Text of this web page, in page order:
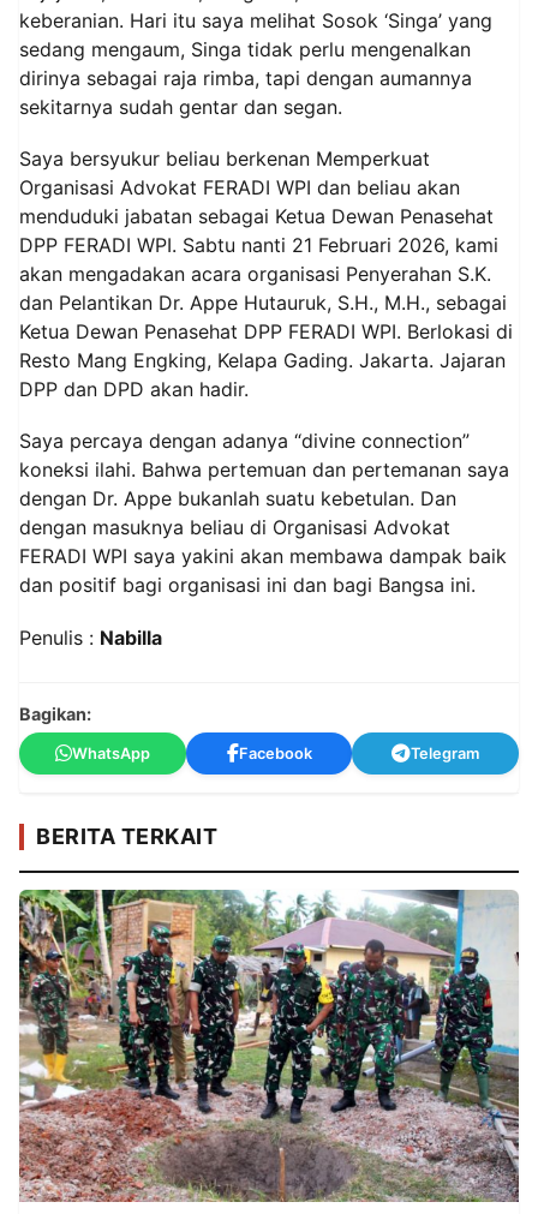
keberanian. Hari itu saya melihat Sosok ‘Singa’ yang
sedang mengaum, Singa tidak perlu mengenalkan
dirinya sebagai raja rimba, tapi dengan aumannya
sekitarnya sudah gentar dan segan.
Saya bersyukur beliau berkenan Memperkuat
Organisasi Advokat FERADI WPI dan beliau akan
menduduki jabatan sebagai Ketua Dewan Penasehat
DPP FERADI WPI. Sabtu nanti 21 Februari 2026, kami
akan mengadakan acara organisasi Penyerahan S.K.
dan Pelantikan Dr. Appe Hutauruk, S.H., M.H., sebagai
Ketua Dewan Penasehat DPP FERADI WPI. Berlokasi di
Resto Mang Engking, Kelapa Gading. Jakarta. Jajaran
DPP dan DPD akan hadir.
Saya percaya dengan adanya “divine connection”
koneksi ilahi. Bahwa pertemuan dan pertemanan saya
dengan Dr. Appe bukanlah suatu kebetulan. Dan
dengan masuknya beliau di Organisasi Advokat
FERADI WPI saya yakini akan membawa dampak baik
dan positif bagi organisasi ini dan bagi Bangsa ini.
Penulis : Nabilla
Bagikan:
WhatsApp Facebook Telegram
BERITA TERKAIT